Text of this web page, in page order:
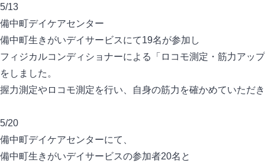
5/13
備中町デイケアセンター
備中町生きがいデイサービスにて19名が参加し
フィジカルコンディショナーによる「ロコモ測定・筋力アッ
をしました。
握力測定やロコモ測定を行い、自身の筋力を確かめていただ
5/20
備中町デイケアセンターにて、
備中町生きがいデイサービスの参加者20名と